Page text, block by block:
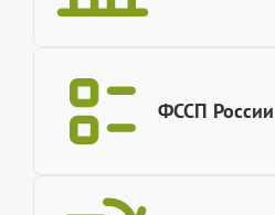
ФССП России